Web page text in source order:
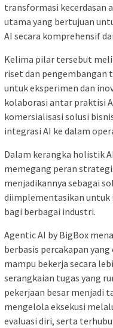
transformasi kecerdasan
utama yang bertujuan
AI secara komprehensif
Kelima pilar tersebut
riset dan pengembangan
untuk eksperimen dan
kolaborasi antar praktisi
komersialisasi solusi
integrasi AI ke dalam
Dalam kerangka holistik
memegang peran
menjadikannya sebagai
diimplementasikan
bagi berbagai industri.
Agentic AI by BigBox
berbasis percakapan
mampu bekerja secara
serangkaian tugas yang
pekerjaan besar menjadi
mengelola eksekusi
evaluasi diri, serta